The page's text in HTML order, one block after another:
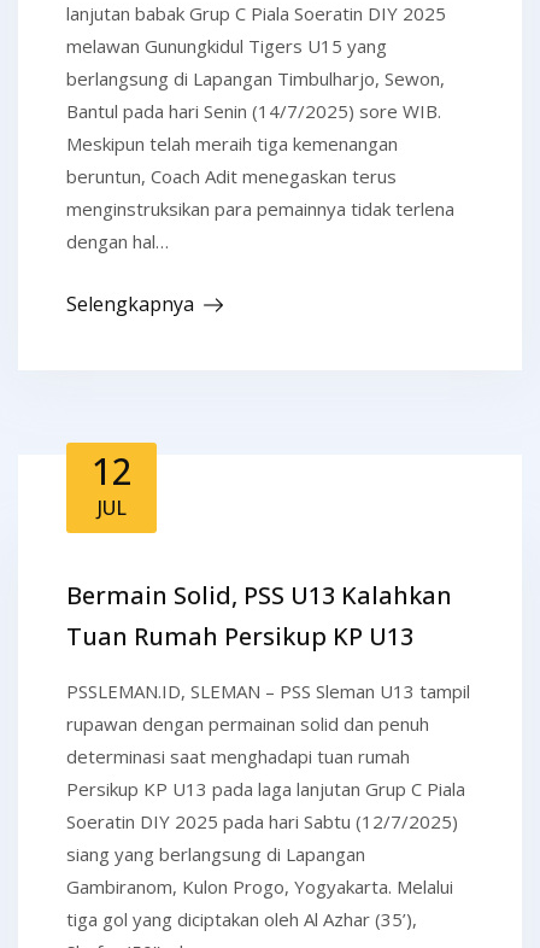
lanjutan babak Grup C Piala Soeratin DIY 2025
melawan Gunungkidul Tigers U15 yang
berlangsung di Lapangan Timbulharjo, Sewon,
Bantul pada hari Senin (14/7/2025) sore WIB.
Meskipun telah meraih tiga kemenangan
beruntun, Coach Adit menegaskan terus
menginstruksikan para pemainnya tidak terlena
dengan hal…
Selengkapnya
12
JUL
Bermain Solid, PSS U13 Kalahkan
Tuan Rumah Persikup KP U13
PSSLEMAN.ID, SLEMAN – PSS Sleman U13 tampil
rupawan dengan permainan solid dan penuh
determinasi saat menghadapi tuan rumah
Persikup KP U13 pada laga lanjutan Grup C Piala
Soeratin DIY 2025 pada hari Sabtu (12/7/2025)
siang yang berlangsung di Lapangan
Gambiranom, Kulon Progo, Yogyakarta. Melalui
tiga gol yang diciptakan oleh Al Azhar (35’),